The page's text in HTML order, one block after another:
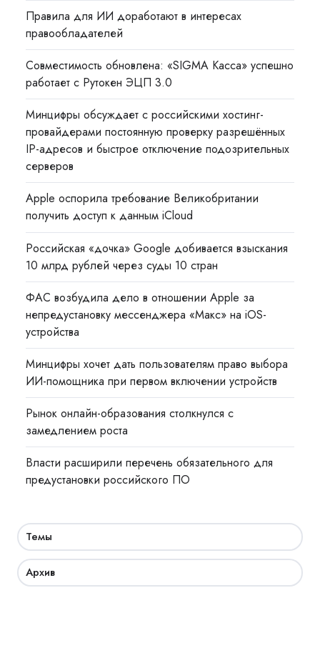
Правила для ИИ доработают в интересах
правообладателей
Совместимость обновлена: «SIGMA Касса» успешно
работает с Рутокен ЭЦП 3.0
Минцифры обсуждает с российскими хостинг-
провайдерами постоянную проверку разрешённых
IP-адресов и быстрое отключение подозрительных
серверов
Apple оспорила требование Великобритании
получить доступ к данным iCloud
Российская «дочка» Google добивается взыскания
10 млрд рублей через суды 10 стран
ФАС возбудила дело в отношении Apple за
непредустановку мессенджера «Макс» на iOS-
устройства
Минцифры хочет дать пользователям право выбора
ИИ-помощника при первом включении устройств
Рынок онлайн-образования столкнулся с
замедлением роста
Власти расширили перечень обязательного для
предустановки российского ПО
Темы
Архив